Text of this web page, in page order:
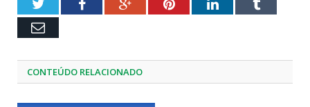
TwitterFacebookGoogle+PinterestLinkedInTumblr
Email
CONTEÚDO RELACIONADO